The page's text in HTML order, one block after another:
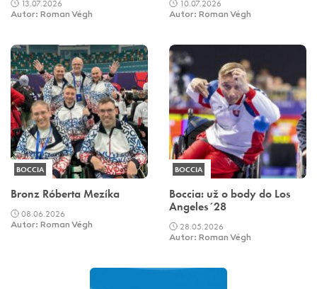
13.07.2026
Autor: Roman Végh
10.07.2026
Autor: Roman Végh
BOCCIA
Bronz Róberta Mezíka
08.06.2026
Autor: Roman Végh
BOCCIA
Boccia: už o body do Los
Angeles´28
28.05.2026
Autor: Roman Végh